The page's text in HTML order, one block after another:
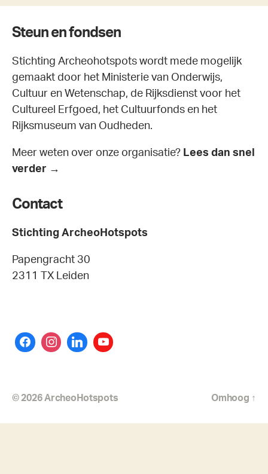
Steun en fondsen
Stichting Archeohotspots wordt mede mogelijk
gemaakt door het Ministerie van Onderwijs,
Cultuur en Wetenschap, de Rijksdienst voor het
Cultureel Erfgoed, het Cultuurfonds en het
Rijksmuseum van Oudheden.
Meer weten over onze organisatie? Lees dan snel
verder →
Contact
Stichting ArcheoHotspots
Papengracht 30
2311 TX Leiden
© 2026ArcheoHotspots Omhoog ↑